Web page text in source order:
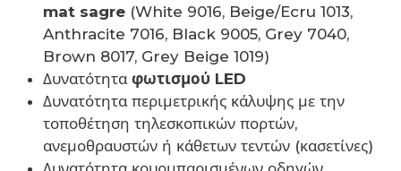
mat sagre (White 9016, Beige/Ecru 1013,
Anthracite 7016, Black 9005, Grey 7040,
Brown 8017, Grey Beige 1019)
Δυνατότητα φωτισμού LED
Δυνατότητα περιμετρικής κάλυψης με την
τοποθέτηση τηλεσκοπικών πορτών,
ανεμοθραυστών ή κάθετων τεντών (κασετίνες)